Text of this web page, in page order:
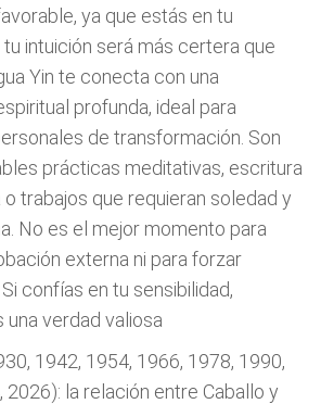
ya que estás en tu
intuición será más certera que
Yin te conecta con una
profunda, ideal para
de transformación. Son
prácticas meditativas, escritura
trabajos que requieran soledad y
No es el mejor momento para
externa ni para forzar
confías en tu sensibilidad,
una verdad valiosa
1942, 1954, 1966, 1978, 1990,
2026): la relación entre Caballo y